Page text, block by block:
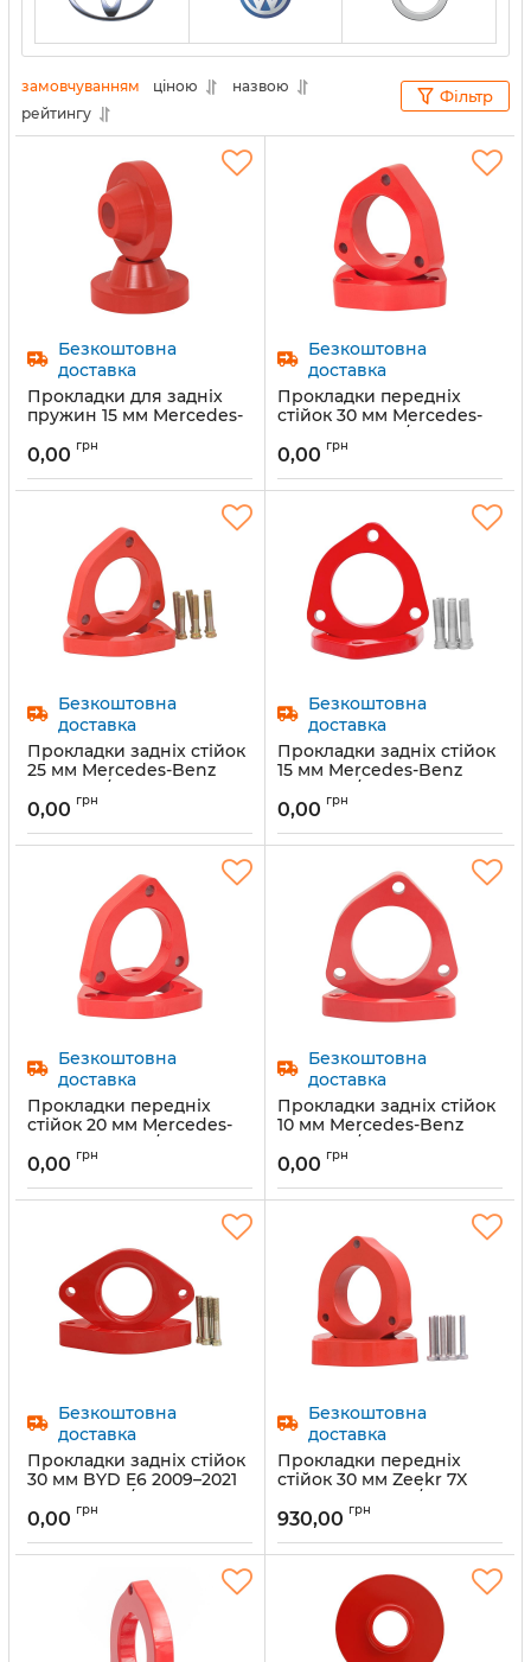
замовчуванням ціною
назвою
рейтингу
Фільтр
Безкоштовна
доставка
Прокладки для задніх
пружин 15 мм Mercedes-
15-043/20)
Артикул: 1011-15-043/15
0,00 грн
Безкоштовна
доставка
Прокладки передніх
стійок 30 мм Mercedes-
Benz (1011-15-12/30)
Артикул:
0,00 грн
Безкоштовна
доставка
Прокладки задніх стійок
25 мм Mercedes-Benz
(1011-15-12/25)
Артикул:
0,00 грн
Безкоштовна
доставка
Прокладки задніх стійок
15 мм Mercedes-Benz
(1011-15-12/15)
Артикул:
0,00 грн
Безкоштовна
доставка
Прокладки передніх
стійок 20 мм Mercedes-
Benz (1011-15-12/10)
Артикул:
0,00 грн
Безкоштовна
доставка
Прокладки задніх стійок
10 мм Mercedes-Benz
(1011-15-12/10)
Артикул:
0,00 грн
Безкоштовна
доставка
Прокладки задніх стійок
30 мм BYD E6 2009–2021
(1045-15-002/30)
Артикул:
0,00 грн
Безкоштовна
доставка
Прокладки передніх
стійок 30 мм Zeekr 7X
2024- (1077-15-02/30)
Артикул: 1077-15-02/30
930,00 грн